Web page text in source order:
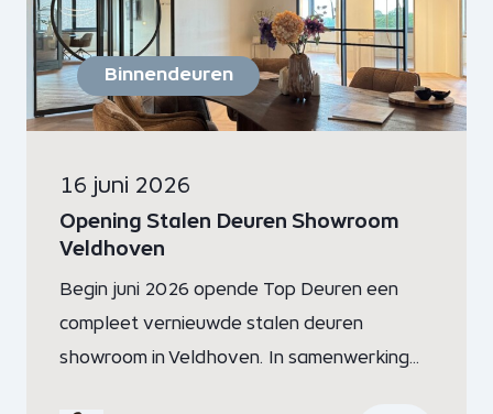
Binnendeuren
16 juni 2026
Opening Stalen Deuren Showroom
Veldhoven
Begin juni 2026 opende Top Deuren een
compleet vernieuwde stalen deuren
showroom in Veldhoven. In samenwerking